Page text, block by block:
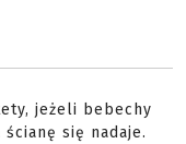
jeżeli bebechy
się nadaje.